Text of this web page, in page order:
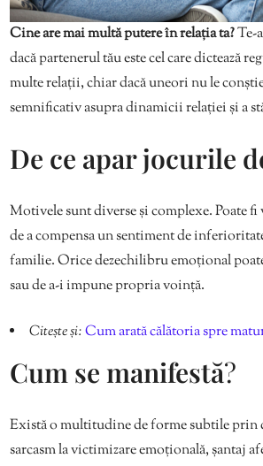
Cine are mai multă putere în relația ta?Te-
dacă partenerul tău este cel care dictează
multe relații, chiar dacă uneori nu le
semnificativ asupra dinamicii relației și a
De ce apar jocurile
Motivele sunt diverse și complexe. Poate
de a compensa un sentiment de
familie. Orice dezechilibru emoțional
sau de a-i impune propria voință.
Citește și:Cum arată călătoria spre
Cum se manifestă?
Există o multitudine de forme subtile prin
sarcasm la victimizare emoțională, șantaj